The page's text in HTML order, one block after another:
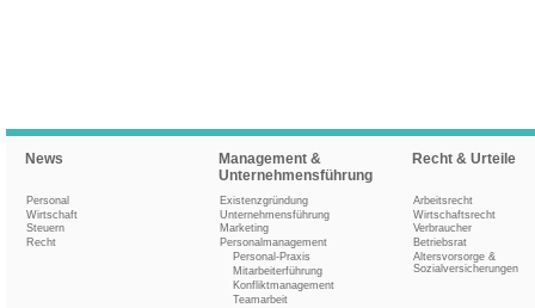
News
Personal
Wirtschaft
Steuern
Recht
Management &
Unternehmensführung
Existenzgründung
Unternehmensführung
Marketing
Personalmanagement
Personal-Praxis
Mitarbeiterführung
Konfliktmanagement
Teamarbeit
Recht & Urteile
Arbeitsrecht
Wirtschaftsrecht
Verbraucher
Betriebsrat
Altersvorsorge &
Sozialversicherungen